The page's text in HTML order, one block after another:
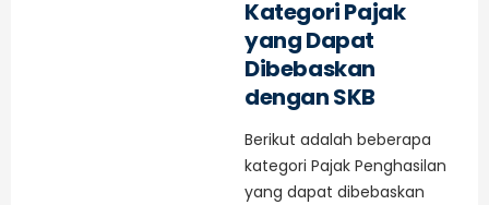
Kategori Pajak
yang Dapat
Dibebaskan
dengan SKB
Berikut adalah beberapa
kategori Pajak Penghasilan
yang dapat dibebaskan